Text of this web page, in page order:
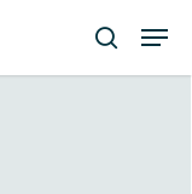
Close